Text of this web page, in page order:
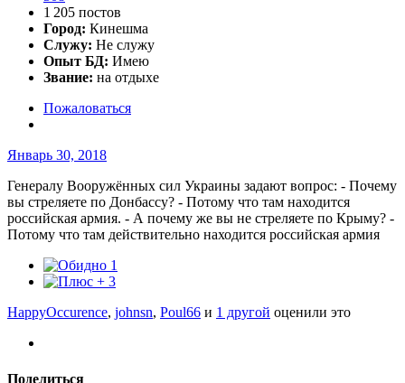
1 205 постов
Город: Кинешма
Служу: Не служу
Опыт БД: Имею
Звание: на отдыхе
Пожаловаться
Январь 30, 2018
Генералу Вооружённых сил Украины задают вопрос: - Почему
вы стреляете по Донбассу? - Потому что там находится
российская армия. - А почему же вы не стреляете по Крыму? -
Потому что там действительно находится российская армия
1
3
HappyOccurence, johnsn, Poul66 и 1 другой оценили это
Поделиться